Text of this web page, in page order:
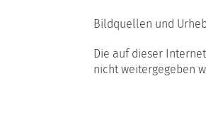
Bildquellen und
Die auf dieser
nicht weitergegeben